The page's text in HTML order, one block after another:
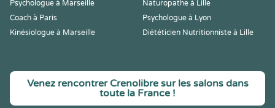
Psychologue à Marseille
Naturopathe à Lille
Coach à Paris
Psychologue à Lyon
Kinésiologue à Marseille
Diététicien Nutritionniste à Lille
Venez rencontrer Crenolibre sur les salons dans
toute la France !